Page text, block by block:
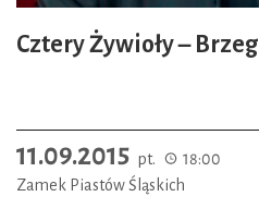
Cztery Żywioły – Brzeg
11.09.2015 pt.
18:00
Zamek Piastów Śląskich